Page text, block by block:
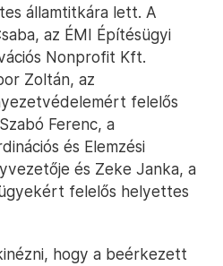
államtitkára lett. A
az ÉMI Építésügyi
Nonprofit Kft.
Zoltán, az
felelős
Ferenc, a
és Elemzési
és Zeke Janka, a
felelős helyettes
hogy a beérkezett